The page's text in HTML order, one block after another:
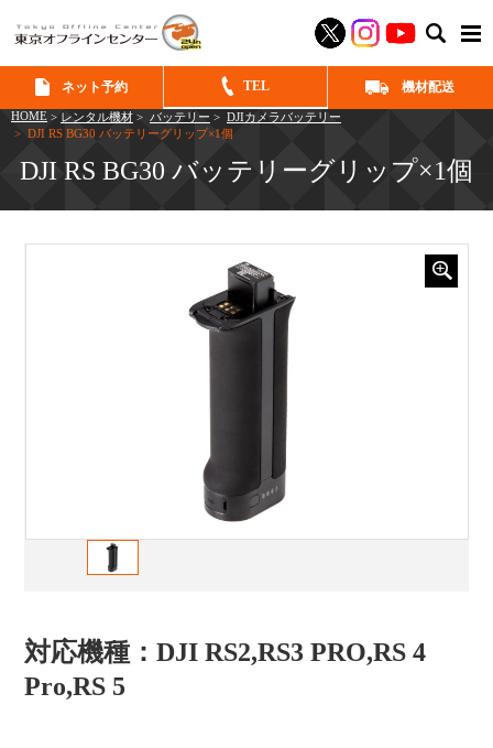
ネット予約 TEL 機材配送
HOME > レンタル機材 > バッテリー > DJIカメラバッテリー
> DJI RS BG30 バッテリーグリップ×1個
DJI RS BG30 バッテリーグリップ×1個
対応機種：DJI RS2,RS3 PRO,RS 4
Pro,RS 5